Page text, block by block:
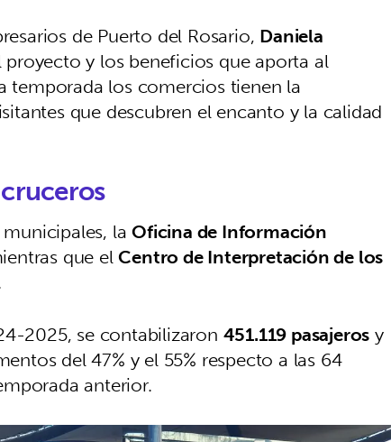
de Puerto del Rosario, Daniela
y los beneficios que aporta al
temporada los comercios tienen la
que descubren el encanto y la calidad
laOficina de Información
que elCentro de Interpretación de los
2025, se contabilizaron 451.119 pasajerosy
del 47% y el 55% respecto a las 64
anterior.